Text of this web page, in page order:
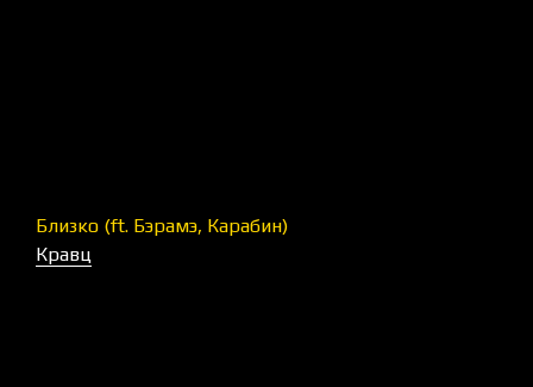
Близко (ft. Бэрамэ, Карабин)
Кравц